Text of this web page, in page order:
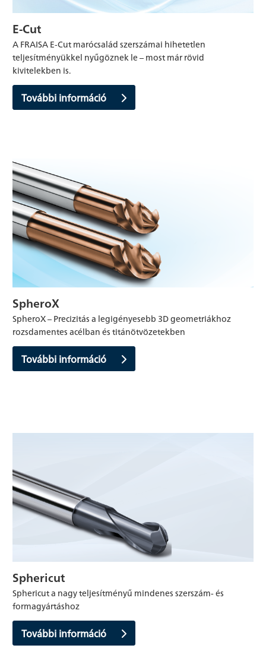
E-Cut
A FRAISA E-Cut marócsalád szerszámai hihetetlen
teljesítményükkel nyűgöznek le – most már rövid
kivitelekben is.
További információ
SpheroX
SpheroX – Precizitás a legigényesebb 3D geometriákhoz
rozsdamentes acélban és titánötvözetekben
További információ
Sphericut
Sphericut a nagy teljesítményű mindenes szerszám- és
formagyártáshoz
További információ